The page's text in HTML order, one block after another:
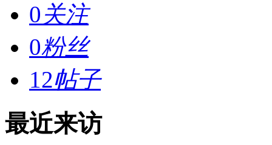
0关注
0粉丝
12帖子
最近来访